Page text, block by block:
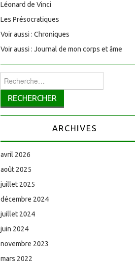
Léonard de Vinci
Les Présocratiques
Voir aussi : Chroniques
Voir aussi : Journal de mon corps et âme
Rechercher :
ARCHIVES
avril 2026
août 2025
juillet 2025
décembre 2024
juillet 2024
juin 2024
novembre 2023
mars 2022